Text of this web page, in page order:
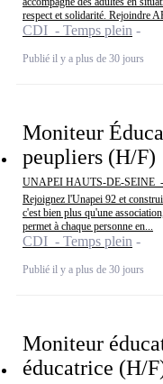
respect et solidarité. Rejoindre
CDI - Temps plein
Publié il y a plus de 30 jours
Moniteur
peupliers (H/F)
UNAPEI HAUTS-DE-SEINE -
Rejoignez l'Unapei 92 et
c'est bien plus qu'une
permet à chaque personne en...
CDI - Temps plein
Publié il y a plus de 30 jours
Moniteur
éducatrice (H/